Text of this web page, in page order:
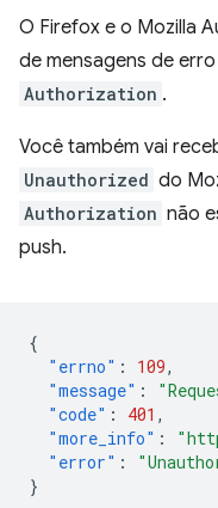
O Firefox e o Mozilla
de mensagens de
Authorization .
Você também vai
Unauthorized do
Authorization não
push.
{
"errno" : 109,
"message" :
"code" : 401 ,
"more_info" :
"error" :
}